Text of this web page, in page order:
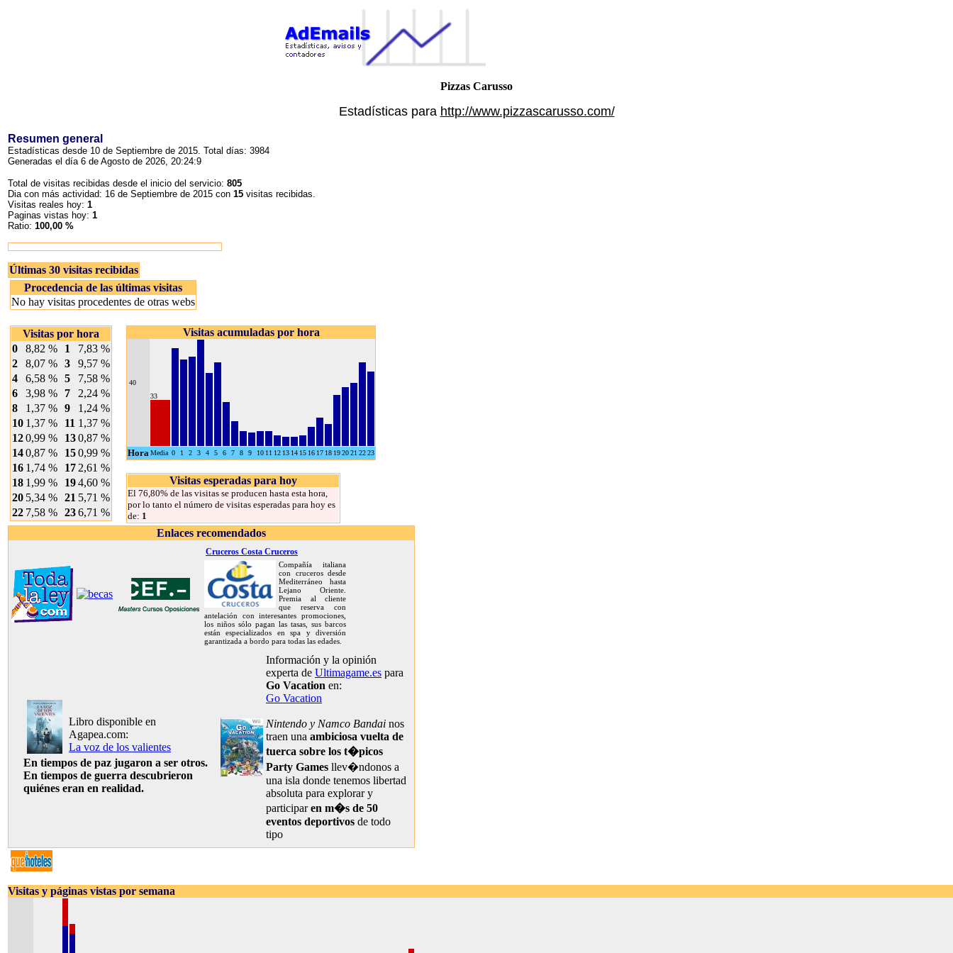
Pizzas Carusso
Estadísticas para http://www.pizzascarusso.com/
Resumen general
Estadísticas desde 10 de Septiembre de 2015. Total días: 3984
Generadas el día 6 de Agosto de 2026, 20:24:9
Total de visitas recibidas desde el inicio del servicio: 805
Dia con más actividad: 16 de Septiembre de 2015 con 15 visitas recibidas.
Visitas reales hoy: 1
Paginas vistas hoy: 1
Ratio: 100,00 %
Últimas 30 visitas recibidas
Procedencia de las últimas visitas
No hay visitas procedentes de otras webs
Visitas por hora
0
8,82 % 1
7,83 %
2
8,07 % 3
9,57 %
4
6,58 % 5
7,58 %
6
3,98 % 7
2,24 %
8
1,37 % 9
1,24 %
10 1,37 % 11 1,37 %
120,99 % 130,87 %
140,87 % 150,99 %
16 1,74 % 17 2,61 %
18 1,99 % 194,60 %
20 5,34 % 21 5,71 %
22 7,58 % 236,71 %
Visitas acumuladas por hora
40
33
HoraMedia 0 1 2 3 4 5 6 7 8 9 10 11 12 13 14 15 16 17 18 192021 2223
Visitas esperadas para hoy
El 76,80% de las visitas se producen hasta esta hora,
por lo tanto el número de visitas esperadas para hoy es
de: 1
Enlaces recomendados
Cruceros Costa Cruceros
Compañía italiana
con cruceros desde
Mediterráneo hasta
Lejano Oriente.
Premia al cliente
que reserva con
antelación con interesantes promociones,
los niños sólo pagan las tasas, sus barcos
están especializados en spa y diversión
garantizada a bordo para todas las edades.
Libro disponible en
Agapea.com:
La voz de los valientes
En tiempos de paz jugaron a ser otros.
En tiempos de guerra descubrieron
quiénes eran en realidad.
Información y la opinión
experta de Ultimagame.es para
Go Vacation en:
Go Vacation
Nintendo y Namco Bandai nos
traen una ambiciosa vuelta de
tuerca sobre los t�picos
Party Games llev�ndonos a
una isla donde tenemos libertad
absoluta para explorar y
participaren m�s de 50
eventos deportivos de todo
tipo
Visitas y páginas vistas por semana